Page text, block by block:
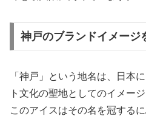
神戸のブランドイメージ
「神戸」という地名は、日本
ト文化の聖地としてのイメー
このアイスはその名を冠する